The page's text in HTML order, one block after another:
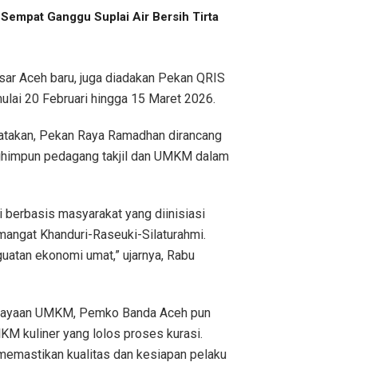
Ganggu Suplai Air Bersih Tirta
Aceh baru, juga diadakan Pekan QRIS
20 Februari hingga 15 Maret 2026.
Pekan Raya Ramadhan dirancang
pedagang takjil dan UMKM dalam
berbasis masyarakat yang diinisiasi
Khanduri-Raseuki-Silaturahmi.
ekonomi umat,” ujarnya, Rabu
UMKM, Pemko Banda Aceh pun
kuliner yang lolos proses kurasi.
kualitas dan kesiapan pelaku